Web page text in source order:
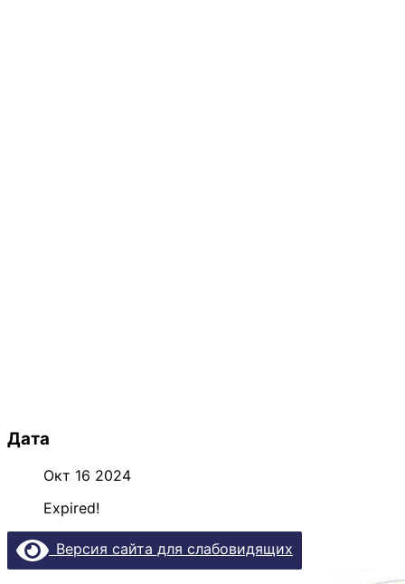
Дата
Окт 16 2024
Expired!
Версия сайта для слабовидящих